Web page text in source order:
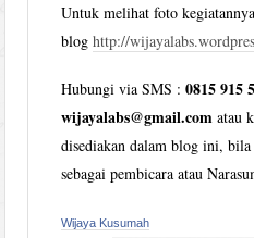
Untuk melihat foto
bloghttp://
Hubungi via SMS :0815 915
wijayalabs@gmail.com atau
disediakan dalam blog ini,
sebagai pembicara atau
Wijaya Kusumah